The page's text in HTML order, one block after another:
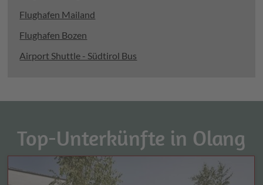
Flughafen Mailand
Flughafen Bozen
Airport Shuttle - Südtirol Bus
Top-Unterkünfte in Olang